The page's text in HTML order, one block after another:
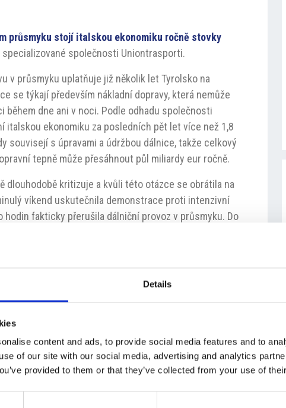
Details
content and ads, to provide social media features and to
of our site with our social media, advertising and analytics
provided to them or that they’ve collected from your use of
průsmyku stojí italskou ekonomiku ročně stovky
specializované společnosti Uniontrasporti.
v průsmyku uplatňuje již několik let Tyrolsko na
se týkají především nákladní dopravy, která nemůže
během dne ani v noci. Podle odhadu společnosti
italskou ekonomiku za posledních pět let více než 1,8
souvisejí s úpravami a údržbou dálnice, takže celkový
tepně může přesáhnout půl miliardy eur ročně.
dlouhodobě kritizuje a kvůli této otázce se obrátila na
víkend uskutečnila demonstrace proti intenzivní
hodin fakticky přerušila dálniční provoz v průsmyku. Do
nákladní dopravy na železnici.